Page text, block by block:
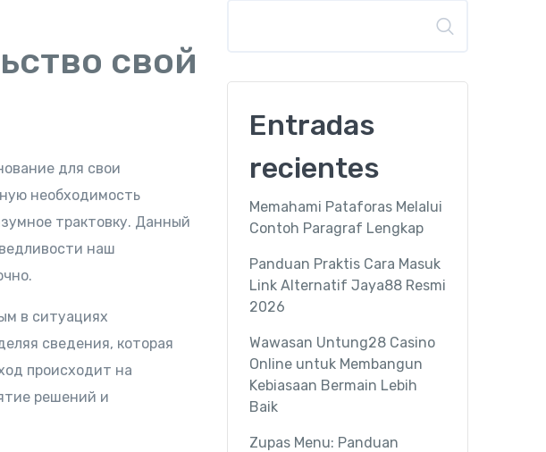
свой
для свои
необходимость
трактовку. Данный
наш
в ситуациях
сведения, которая
происходит на
решений и
Entradas
recientes
Memahami Pataforas Melalui
Contoh Paragraf Lengkap
Panduan Praktis Cara Masuk
Link Alternatif Jaya88 Resmi
2026
Wawasan Untung28 Casino
Online untuk Membangun
Kebiasaan Bermain Lebih
Baik
Zupas Menu: Panduan